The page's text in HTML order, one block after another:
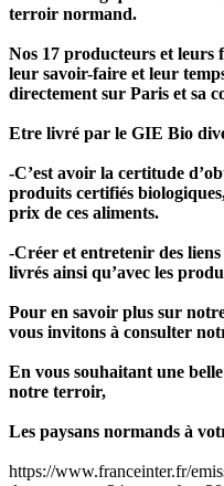
terroir normand.
Nos 17 producteurs et leurs
leur savoir-faire et leur
directement sur Paris et sa
Etre livré par le GIE Bio
-C’est avoir la certitude
produits certifiés
prix de ces aliments.
-Créer et entretenir des liens
livrés ainsi qu’avec les
Pour en savoir plus sur
vous invitons à consulter
En vous souhaitant une
notre terroir,
Les paysans normands à
https://www.franceinter.fr/